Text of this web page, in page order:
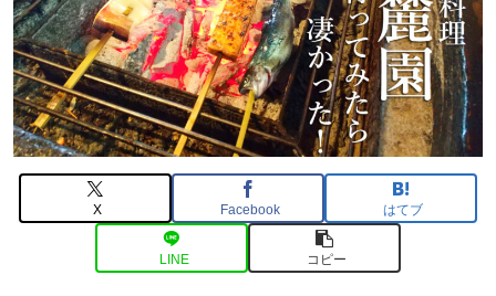
X Facebook はてブ
LINE コピー